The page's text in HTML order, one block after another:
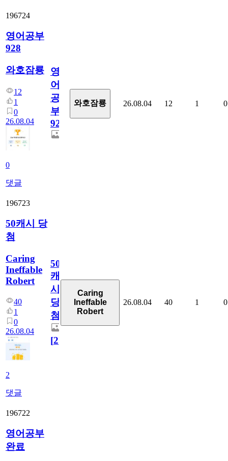
196724
영어공부
928
와호잠룡
12
1
0
26.08.04
0
댓글
영
어
공
부
928
와호잠룡 26.08.04 12 1 0
196723
50캐시 당
첨
Caring
Ineffable
Robert
40
1
0
26.08.04
2
댓글
50
캐
시
당
첨
[2]
Caring
Ineffable
Robert
26.08.04 40 1 0
196722
영어공부
완료